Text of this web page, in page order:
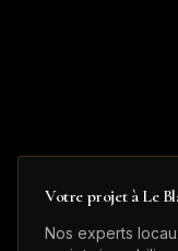
Votre projet à Le
Nos experts